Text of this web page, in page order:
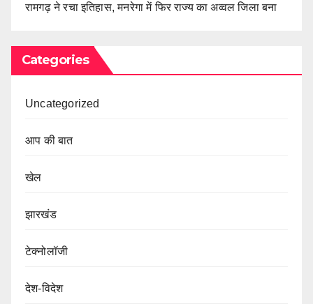
रामगढ़ ने रचा इतिहास, मनरेगा में फिर राज्य का अव्वल जिला बना
Categories
Uncategorized
आप की बात
खेल
झारखंड
टेक्नोलॉजी
देश-विदेश